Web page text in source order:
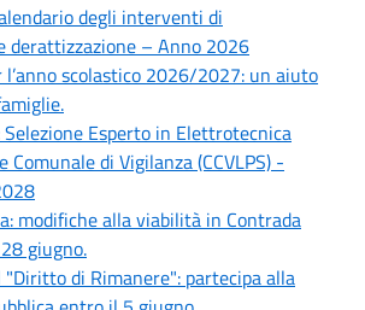
degli interventi di
derattizzazione – Anno 2026
scolastico 2026/2027: un aiuto
Esperto in Elettrotecnica
Comunale di Vigilanza (CCVLPS) -
modifiche alla viabilità in Contrada
giugno.
di Rimanere": partecipa alla